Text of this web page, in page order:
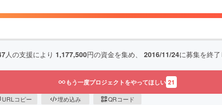
人の支援により 1,177,500円の資金を集め、 2016/11/24に募集を終
もう一度プロジェクトをやってほしい 21
URLコピー 埋め込み QRコード